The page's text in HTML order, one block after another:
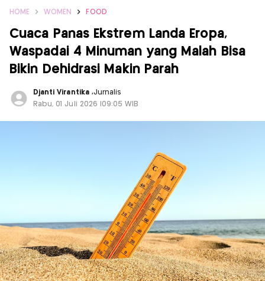
HOME WOMEN FOOD
Cuaca Panas Ekstrem Landa Eropa,
Waspadai 4 Minuman yang Malah Bisa
Bikin Dehidrasi Makin Parah
Djanti Virantika ,Jurnalis
Rabu, 01 Juli 2026 |09:05 WIB